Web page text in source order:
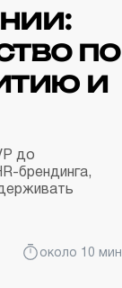
по
и
до
брендинга,
около 10 мин